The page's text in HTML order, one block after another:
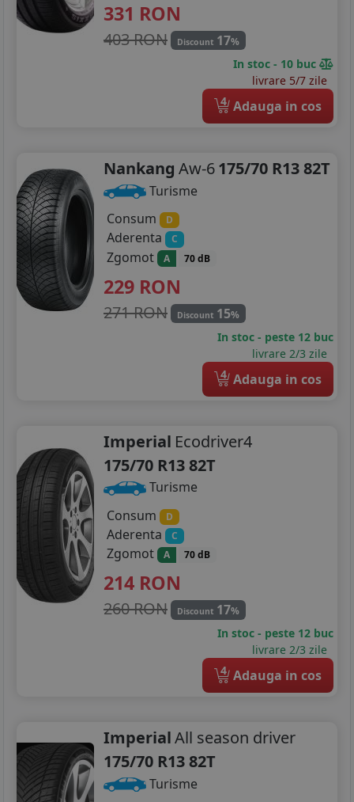
331 RON
403 RON Discount 17%
In stoc - 10 buc
livrare 5/7 zile
4 Adauga in cos
Nankang Aw-6175/70 R13 82T
Turisme
Consum
D
Aderenta C
Zgomot A 70 dB
229 RON
271 RON Discount 15%
In stoc - peste 12 buc
livrare 2/3 zile
4 Adauga in cos
Imperial Ecodriver4
175/70 R13 82T
Turisme
Consum
D
Aderenta C
Zgomot A 70 dB
214 RON
260 RON Discount 17%
In stoc - peste 12 buc
livrare 2/3 zile
4 Adauga in cos
ImperialAll season driver
175/70 R13 82T
Turisme